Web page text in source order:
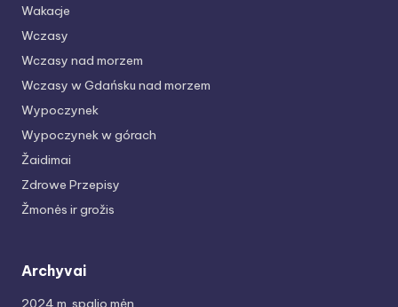
Wakacje
Wczasy
Wczasy nad morzem
Wczasy w Gdańsku nad morzem
Wypoczynek
Wypoczynek w górach
Žaidimai
Zdrowe Przepisy
Žmonės ir grožis
Archyvai
2024 m. spalio mėn.